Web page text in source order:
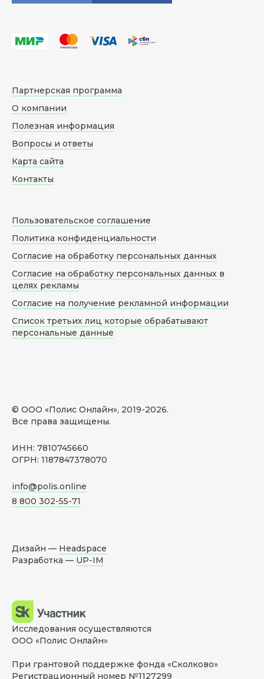
© ООО «Полис Онлайн», 2019-2026.
Все права защищены.
ИНН: 7810745660
ОГРН: 1187847378070
info@polis.online
8 800 302-55-71
Партнерская программа
О компании
Полезная информация
Вопросы и ответы
Карта сайта
Контакты
Пользовательское соглашение
Политика конфиденциальности
Согласие на обработку персональных данных
Согласие на обработку персональных данных в
целях рекламы
Согласие на получение рекламной информации
Список третьих лиц которые обрабатывают
персональные данные
Дизайн — Headspace
Разработка — UP-IM
Исследования осуществляются
ООО «Полис Онлайн»
При грантовой поддержке фонда «Сколково»
Регистрационный номер №1127299